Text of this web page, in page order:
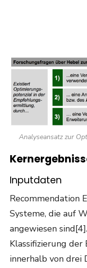
Analyseansatz zur
Inputdaten
Recommendation
Systeme, die auf
angewiesen
Klassifizierung
innerhalb von drei